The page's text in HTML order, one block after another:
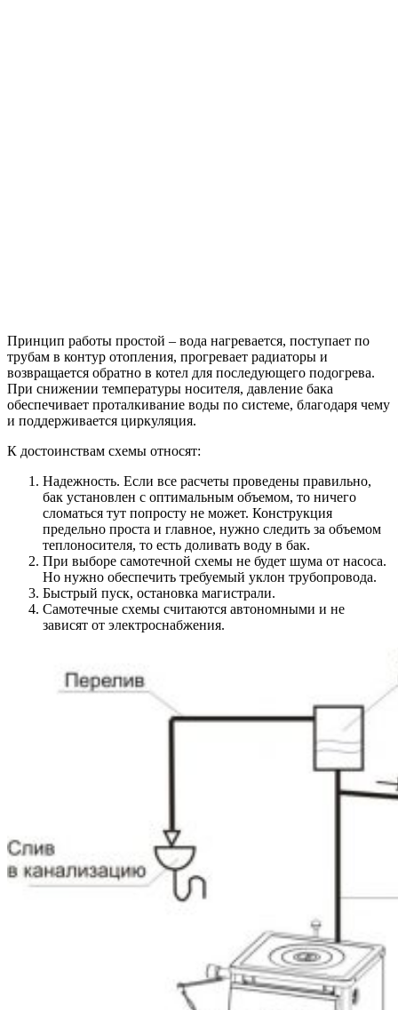
Принцип работы простой – вода нагревается, поступает по
трубам в контур отопления, прогревает радиаторы и
возвращается обратно в котел для последующего подогрева.
При снижении температуры носителя, давление бака
обеспечивает проталкивание воды по системе, благодаря чему
и поддерживается циркуляция.
К достоинствам схемы относят:
Надежность. Если все расчеты проведены правильно,
бак установлен с оптимальным объемом, то ничего
сломаться тут попросту не может. Конструкция
предельно проста и главное, нужно следить за объемом
теплоносителя, то есть доливать воду в бак.
При выборе самотечной схемы не будет шума от насоса.
Но нужно обеспечить требуемый уклон трубопровода.
Быстрый пуск, остановка магистрали.
Самотечные схемы считаются автономными и не
зависят от электроснабжения.